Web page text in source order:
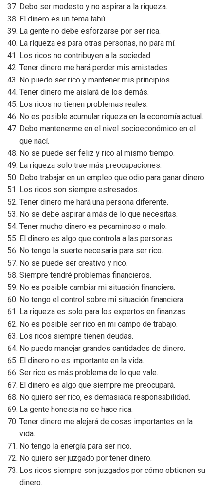
Debo ser modesto y no aspirar a la riqueza.
El dinero es un tema tabú.
La gente no debe esforzarse por ser rica.
La riqueza es para otras personas, no para mí.
Los ricos no contribuyen a la sociedad.
Tener dinero me hará perder mis amistades.
No puedo ser rico y mantener mis principios.
Tener dinero me aislará de los demás.
Los ricos no tienen problemas reales.
No es posible acumular riqueza en la economía actual.
Debo mantenerme en el nivel socioeconómico en el
que nací.
No se puede ser feliz y rico al mismo tiempo.
La riqueza solo trae más preocupaciones.
Debo trabajar en un empleo que odio para ganar dinero.
Los ricos son siempre estresados.
Tener dinero me hará una persona diferente.
No se debe aspirar a más de lo que necesitas.
Tener mucho dinero es pecaminoso o malo.
El dinero es algo que controla a las personas.
No tengo la suerte necesaria para ser rico.
No se puede ser creativo y rico.
Siempre tendré problemas financieros.
No es posible cambiar mi situación financiera.
No tengo el control sobre mi situación financiera.
La riqueza es solo para los expertos en finanzas.
No es posible ser rico en mi campo de trabajo.
Los ricos siempre tienen deudas.
No puedo manejar grandes cantidades de dinero.
El dinero no es importante en la vida.
Ser rico es más problema de lo que vale.
El dinero es algo que siempre me preocupará.
No quiero ser rico, es demasiada responsabilidad.
La gente honesta no se hace rica.
Tener dinero me alejará de cosas importantes en la
vida.
No tengo la energía para ser rico.
No quiero ser juzgado por tener dinero.
Los ricos siempre son juzgados por cómo obtienen su
dinero.